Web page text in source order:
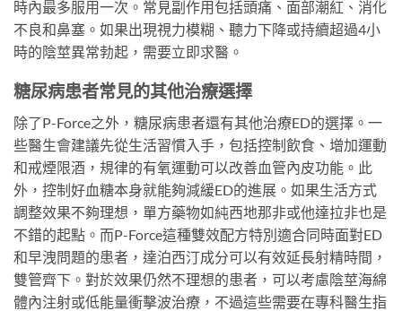
時內最多服用一次。常見副作用包括頭痛、面部潮紅、消化
不良和鼻塞。如果出現視力模糊、聽力下降或持續超過4小
時的陰莖異常勃起，需要立即求醫。
糖尿病患者常見的其他治療選擇
除了P-Force之外，糖尿病患者還有其他治療ED的選擇。一
些醫生會建議先從生活習慣入手，包括控制飲食、增加運動
和戒煙限酒，規律的有氧運動可以改善血管內皮功能。此
外，控制好血糖本身就能夠減緩ED的進展。如果生活方式
調整效果不夠理想，單方藥物如純西地那非或他達拉非也是
不錯的起點。而P-Force這種雙效配方特別適合同時面對ED
和早洩問題的患者，達泊西汀成分可以有效延長射精時間，
雙管齊下。對於效果仍然不理想的患者，可以考慮陰莖海綿
體內注射或低能量衝擊波治療，不過這些需要在專科醫生指